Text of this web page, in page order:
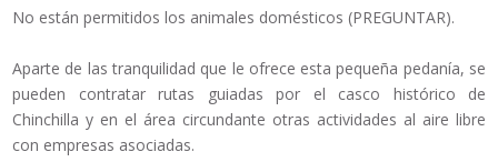
No están permitidos los animales domésticos (PREGUNTAR).
Aparte de las tranquilidad que le ofrece esta pequeña pedanía, se
pueden contratar rutas guiadas por el casco histórico de
Chinchilla y en el área circundante otras actividades al aire libre
con empresas asociadas.